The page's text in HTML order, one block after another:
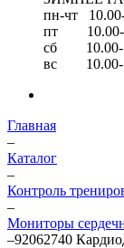
пн-чт
пт 10.00-
сб 10.00-
вс 10.00-
Главная
–
Каталог
–
Контроль
–
Мониторы
–92062740